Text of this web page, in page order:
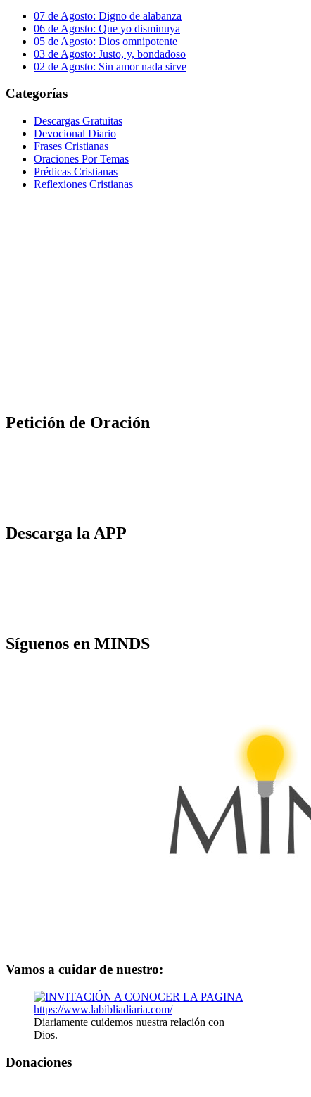
07 de Agosto: Digno de alabanza
06 de Agosto: Que yo disminuya
05 de Agosto: Dios omnipotente
03 de Agosto: Justo, y, bondadoso
02 de Agosto: Sin amor nada sirve
Categorías
Descargas Gratuitas
Devocional Diario
Frases Cristianas
Oraciones Por Temas
Prédicas Cristianas
Reflexiones Cristianas
Petición de Oración
Descarga la APP
Síguenos en MINDS
Vamos a cuidar de nuestro:
Diariamente cuidemos nuestra relación con
Dios.
Donaciones